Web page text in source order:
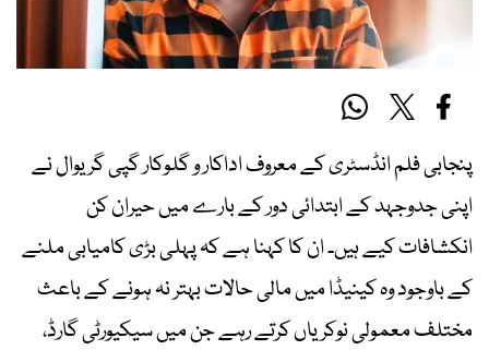
پنجابی فلم انڈسٹری کے معروف اداکار و گلوکار گپی گریوال نے
اپنی جدوجہد کے ابتدائی دور کے بارے میں حیران کن
انکشافات کیے ہیں۔ ان کا کہنا ہے کہ پہلی بڑی کامیابی ملنے
کے باوجود وہ کینیڈا میں مالی حالات بہتر نہ ہونے کے باعث
مختلف معمولی نوکریاں کرتے رہے جن میں سیکیورٹی گارڈ،